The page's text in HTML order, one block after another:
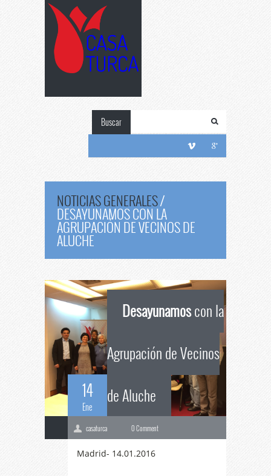
Buscar
NOTICIAS GENERALES/
DESAYUNAMOS CON LA
AGRUPACIÓN DE VECINOS DE
ALUCHE
14
Ene
Desayunamoscon la
Agrupación de Vecinos
de Aluche
casaturca 0 Comment
Madrid- 14.01.2016